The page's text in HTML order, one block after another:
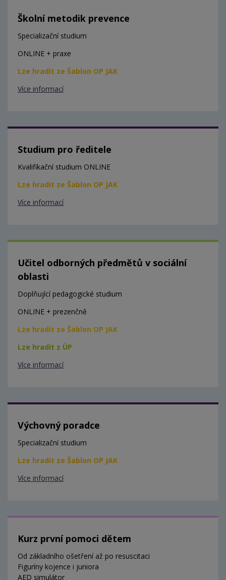
Školní metodik prevence
Specializační studium
ONLINE + praxe
Lze hradit ze Šablon OP JAK
Více informací
Studium pro ředitele
Kvalifikační studium ONLINE
Lze hradit ze Šablon OP JAK
Více informací
Učitel odborných předmětů v sociální
oblasti
Doplňující pedagogické studium
ONLINE + prezenčně
Lze hradit ze Šablon OP JAK
Lze hradit z ÚP
Více informací
Výchovný poradce
Specializační studium
Lze hradit ze Šablon OP JAK
Více informací
Kurz první pomoci dětem
Od základního ošetření až po resuscitaci
Figuríny kojence i juniora
AED simulátor